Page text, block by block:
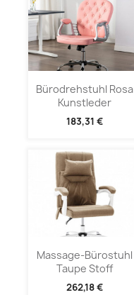
Bürodrehstuhl Rosa
Kunstleder
183,31 €
Massage-Bürostuhl
Taupe Stoff
262,18 €